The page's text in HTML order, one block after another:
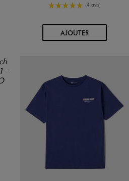
5/5 de moyenne
(4 avis)
AJOUTERAU PANIER